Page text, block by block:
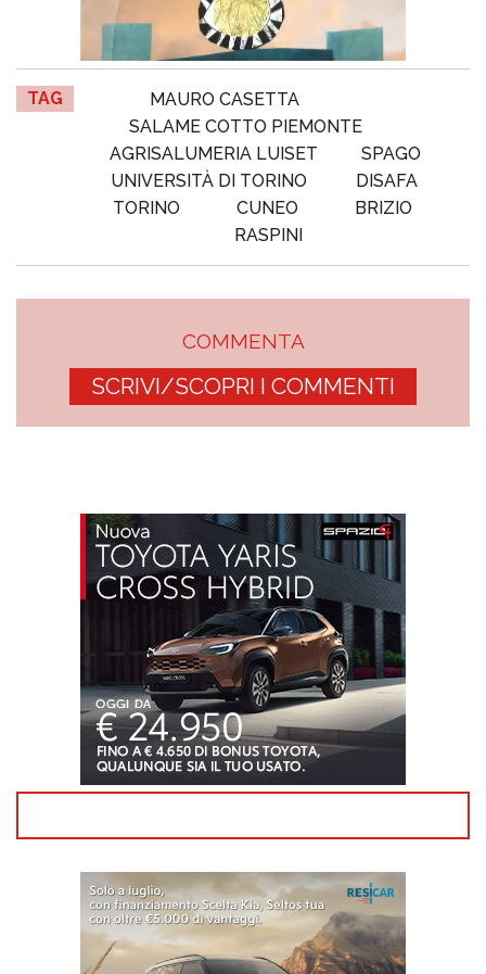
TAG
MAURO CASETTA
SALAME COTTO PIEMONTE
AGRISALUMERIA LUISET
SPAGO
UNIVERSITÀ DI TORINO
DISAFA
TORINO
CUNEO
BRIZIO
RASPINI
COMMENTA
SCRIVI/SCOPRI I COMMENTI